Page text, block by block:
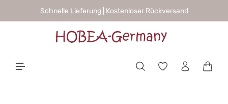
springenSchnelle Lieferung | Kostenloser Rückversand